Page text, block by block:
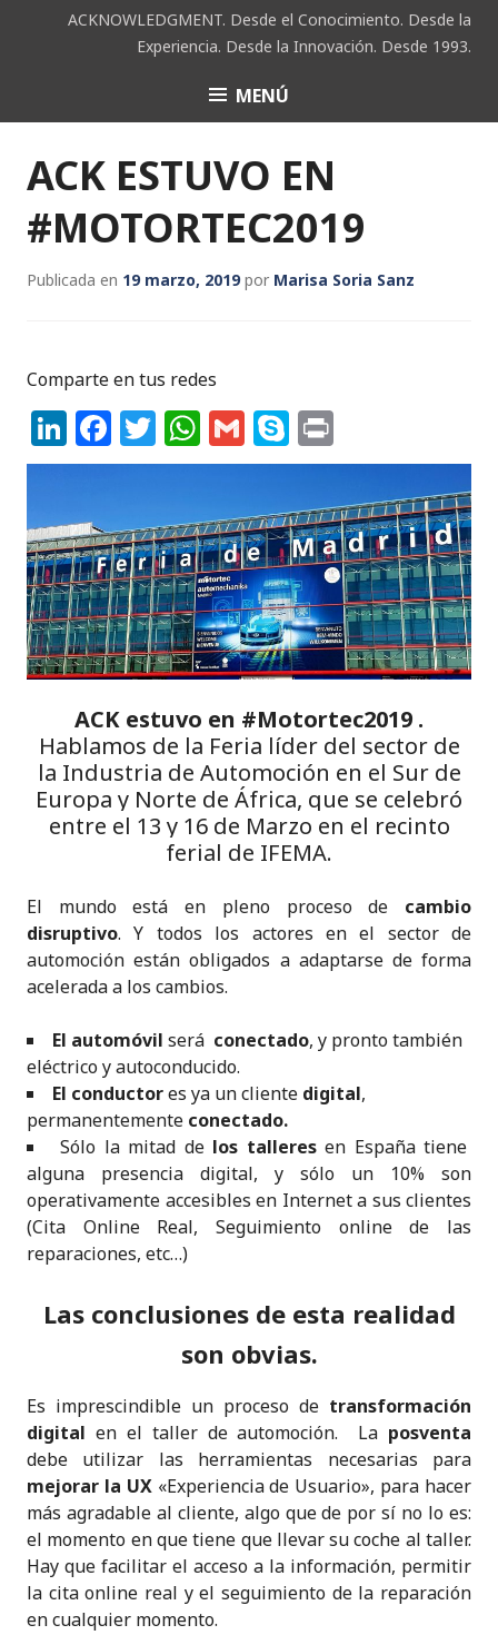
ACKNOWLEDGMENT. Desde el Conocimiento. Desde la
Experiencia. Desde la Innovación. Desde 1993.
ACK MENÚ
ACK ESTUVO EN
#MOTORTEC2019
Publicada en 19 marzo, 2019por Marisa Soria Sanz
Comparte en tus redes
Li
n
e
dI
n
F
a
e
b
o
o
k
T
w
te
r
W
h
ts
A
p
p
G
m
l
S
k
y
p
e
ri
n
t
ACK estuvo en #Motortec2019 .
Hablamos de la Feria líder del sector de
la Industria de Automoción en el Sur de
Europa y Norte de África, que se celebró
entre el 13 y 16 de Marzo en el recinto
ferial de IFEMA.
El mundo está en pleno proceso de cambio
disruptivo. Y todos los actores en el sector de
automoción están obligados a adaptarse de forma
acelerada a los cambios.
El automóvil será conectado, y pronto también
eléctrico y autoconducido.
El conductores ya un cliente digital,
permanentemente conectado.
Sólo la mitad de los talleresen España tiene
alguna presencia digital, y sólo un 10% son
operativamente accesibles en Internet a sus clientes
(Cita Online Real, Seguimiento online de las
reparaciones, etc…)
Las conclusiones de esta realidad
son obvias.
Es imprescindible un proceso de transformación
digital en el taller de automoción. La posventa
debe utilizar las herramientas necesarias para
mejorar la UX«Experiencia de Usuario», para hacer
más agradable al cliente, algo que de por sí no lo es:
el momento en que tiene que llevar su coche al taller.
Hay que facilitar el acceso a la información, permitir
la cita online real y el seguimiento de la reparación
en cualquier momento.